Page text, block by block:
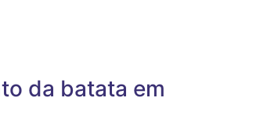
da batata em